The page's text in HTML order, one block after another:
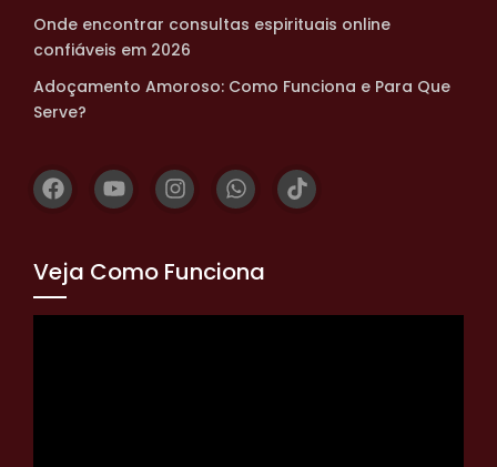
Onde encontrar consultas espirituais online
confiáveis em 2026
Adoçamento Amoroso: Como Funciona e Para Que
Serve?
Veja Como Funciona